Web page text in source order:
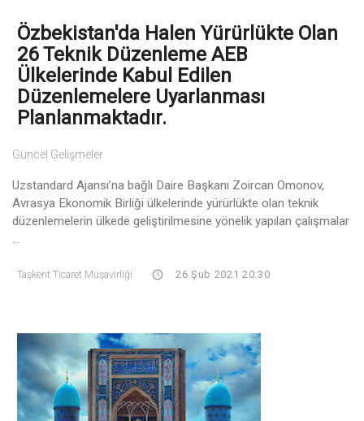
Özbekistan'da Halen Yürürlükte Olan
26 Teknik Düzenleme AEB
Ülkelerinde Kabul Edilen
Düzenlemelere Uyarlanması
Planlanmaktadır.
Güncel Gelişmeler
Uzstandard Ajansı’na bağlı Daire Başkanı Zoircan Omonov,
Avrasya Ekonomik Birliği ülkelerinde yürürlükte olan teknik
düzenlemelerin ülkede geliştirilmesine yönelik yapılan çalışmalar
Taşkent Ticaret Müşavirliği 26 Şub 2021 20:30